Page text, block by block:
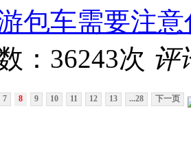
包车需要注
：36243次 评
7 8 9 10 11 12 13 ...28 下一页